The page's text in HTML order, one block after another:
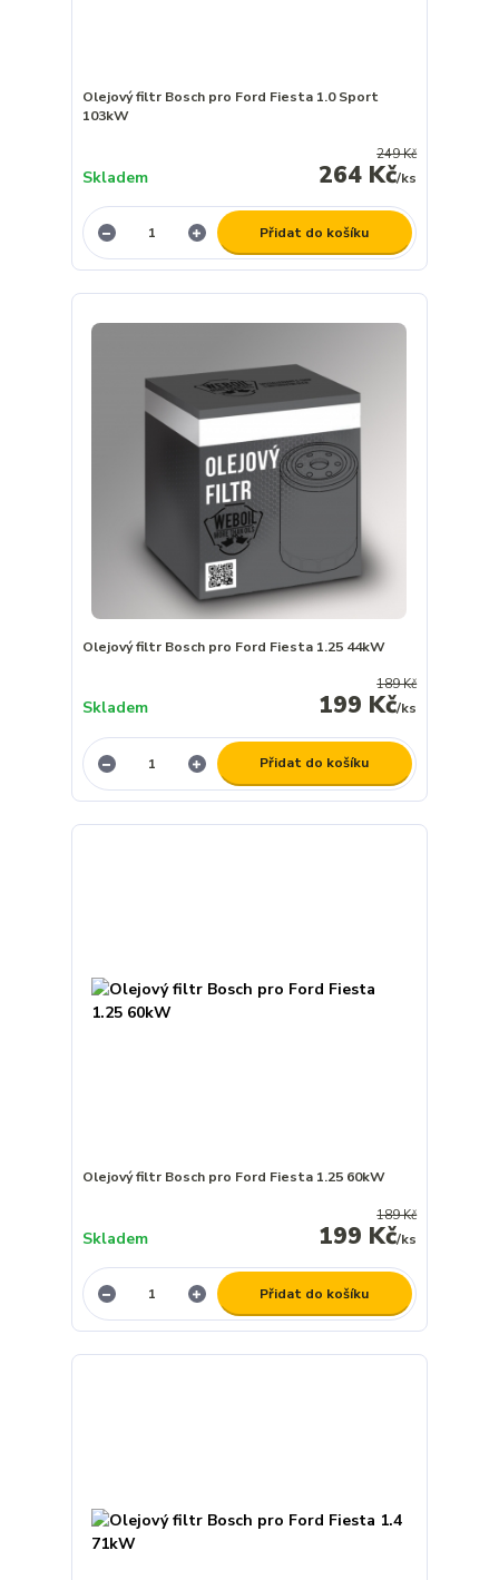
Olejový filtr Bosch pro Ford Fiesta 1.0 Sport
103kW
249 Kč
264 Kč/ks
Skladem
Přidat do košíku
Olejový filtr Bosch pro Ford Fiesta 1.25 44kW
189 Kč
199 Kč/ks
Skladem
Přidat do košíku
Olejový filtr Bosch pro Ford Fiesta 1.25 60kW
189 Kč
199 Kč/ks
Skladem
Přidat do košíku